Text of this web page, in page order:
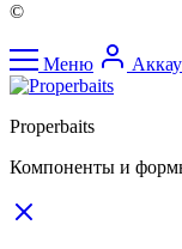
©
Меню
Properbaits
Компоненты и